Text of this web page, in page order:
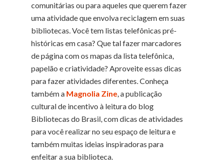
comunitárias ou para aqueles que querem fazer
uma atividade que envolva reciclagem em suas
bibliotecas. Você tem listas telefônicas pré-
históricas em casa? Que tal fazer marcadores
de página com os mapas da lista telefônica,
papelão e criatividade? Aproveite essas dicas
para fazer atividades diferentes. Conheça
também a Magnolia Zine, a publicação
cultural de incentivo à leitura do blog
Bibliotecas do Brasil, com dicas de atividades
para você realizar no seu espaço de leitura e
também muitas ideias inspiradoras para
enfeitar a sua biblioteca.